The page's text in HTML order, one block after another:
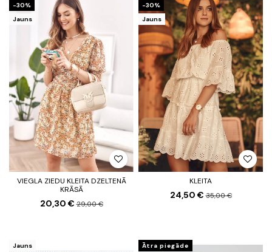
-30%
Jauns
VIEGLA ZIEDU KLEITA DZELTENĀ
KRĀSĀ
20,30 €29,00 €
-30%
Jauns
KLEITA
24,50 €35,00 €
Jauns
Ātra piegāde